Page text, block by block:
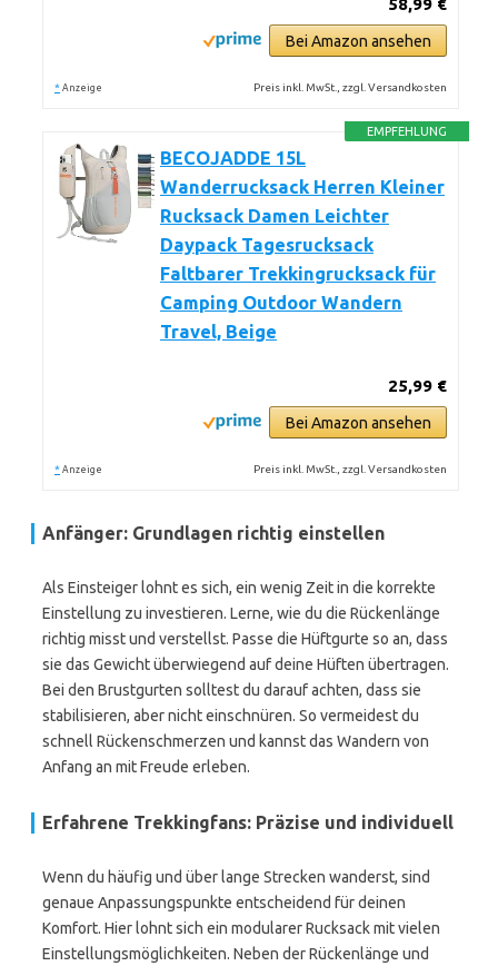
58,99 €
Bei Amazon ansehen
* Anzeige Preis inkl. MwSt., zzgl. Versandkosten
EMPFEHLUNG
BECOJADDE 15L
Wanderrucksack Herren Kleiner
Rucksack Damen Leichter
Daypack Tagesrucksack
Faltbarer Trekkingrucksack für
Camping Outdoor Wandern
Travel, Beige
25,99 €
Bei Amazon ansehen
* Anzeige Preis inkl. MwSt., zzgl. Versandkosten
Anfänger: Grundlagen richtig einstellen
Als Einsteiger lohnt es sich, ein wenig Zeit in die korrekte
Einstellung zu investieren. Lerne, wie du die Rückenlänge
richtig misst und verstellst. Passe die Hüftgurte so an, dass
sie das Gewicht überwiegend auf deine Hüften übertragen.
Bei den Brustgurten solltest du darauf achten, dass sie
stabilisieren, aber nicht einschnüren. So vermeidest du
schnell Rückenschmerzen und kannst das Wandern von
Anfang an mit Freude erleben.
Erfahrene Trekkingfans: Präzise und individuell
Wenn du häufig und über lange Strecken wanderst, sind
genaue Anpassungspunkte entscheidend für deinen
Komfort. Hier lohnt sich ein modularer Rucksack mit vielen
Einstellungsmöglichkeiten. Neben der Rückenlänge und